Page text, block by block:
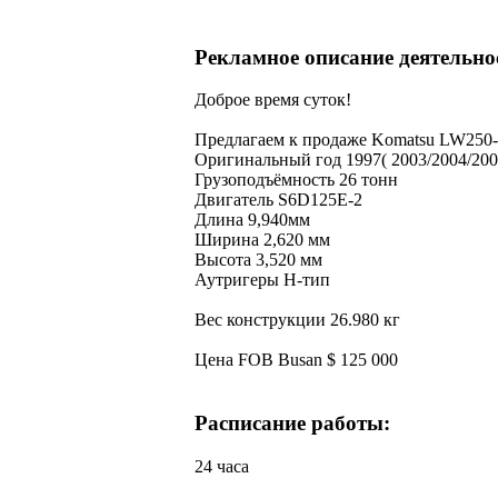
Рекламное описание
Доброе время суток!
Предлагаем к продаже Komatsu
Оригинальный год 1997( 2003/2004/
Грузоподъёмность 26 тонн
Двигатель S6D125E-2
Длина 9,940мм
Ширина 2,620 мм
Высота 3,520 мм
Аутригеры Н-тип
Вес конструкции 26.980 кг
Цена FOB Busan $ 125 000
Расписание работы:
24 часа